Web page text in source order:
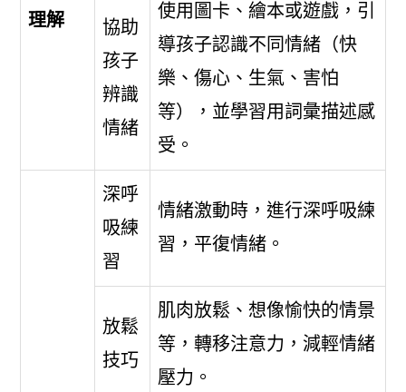
理解
協助
孩子
辨識
情緒
使用圖卡、繪本或遊戲，引
導孩子認識不同情緒（快
樂、傷心、生氣、害怕
等），並學習用詞彙描述感
受。
深呼
吸練
習
情緒激動時，進行深呼吸練
習，平復情緒。
放鬆
技巧
肌肉放鬆、想像愉快的情景
等，轉移注意力，減輕情緒
壓力。